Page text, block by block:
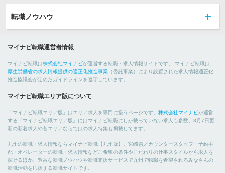
転職ノウハウ
マイナビ転職運営者情報
マイナビ転職は株式会社マイナビが運営する転職・求人情報サイトです。 マイナビ転職は、
厚生労働省の求人情報提供の適正化推進事業 （委託事業）により設置された求人情報適正化
推進協議会が定めたガイドラインを遵守しています。
マイナビ転職エリア版について
「マイナビ転職エリア版」はエリア求人を専門に扱うページです。 株式会社マイナビが運営
する「マイナビ転職エリア版」にはマイナビ転職にしか載っていない求人も多数。8月7日更
新の新着求人や各エリアならではの求人特集も掲載してます。
九州の転職・求人情報ならマイナビ転職【九州版】。宮崎県／カウンタースタッフ・予約手
配・オペレーターの転職・求人情報などご希望の条件やこだわりの仕事スタイルから求人を
探せるほか、豊富な転職ノウハウや転職支援サービスで九州で転職を希望されるみなさんの
転職活動を応援する転職サイトです。